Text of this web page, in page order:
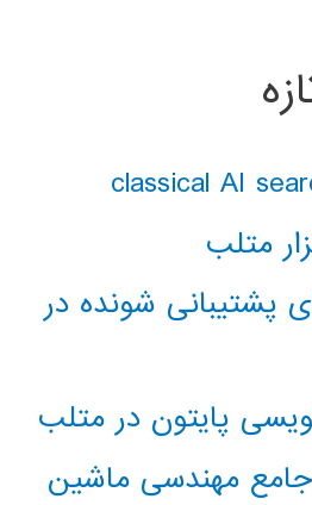
متلب
پشتیبانی شونده در
پایتون در متلب
جامع مهندسی ماشین